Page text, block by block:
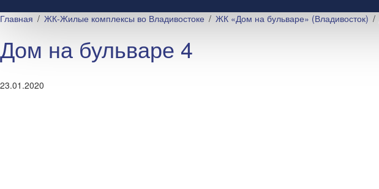
Главная ЖК-Жилые комплексы во Владивостоке ЖК «Дом на бульваре» (Владивосток)
Дом на бульваре 4
23.01.2020